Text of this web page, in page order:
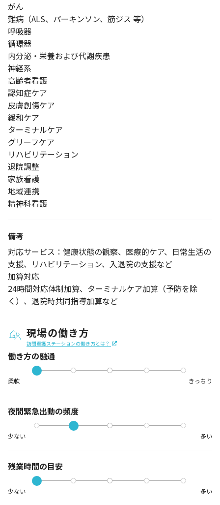
がん
難病（ALS、パーキンソン、筋ジス 等）
呼吸器
循環器
内分泌・栄養および代謝疾患
神経系
高齢者看護
認知症ケア
皮膚創傷ケア
緩和ケア
ターミナルケア
グリーフケア
リハビリテーション
退院調整
家族看護
地域連携
精神科看護
備考
対応サービス：健康状態の観察、医療的ケア、日常生活の
支援、リハビリテーション、入退院の支援など
加算対応
24時間対応体制加算、ターミナルケア加算（予防を除
く）、退院時共同指導加算など
現場の働き方
訪問看護ステーションの働き方とは？
働き方の融通
柔軟 きっちり
夜間緊急出動の頻度
少ない 多い
残業時間の目安
少ない 多い